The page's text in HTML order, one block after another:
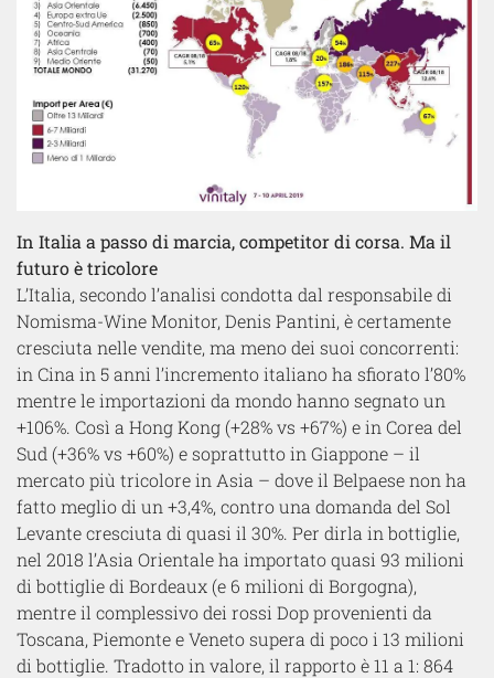
In Italia a passo di marcia, competitor di corsa. Ma il
futuro è tricolore
L’Italia, secondo l’analisi condotta dal responsabile di
Nomisma-Wine Monitor, Denis Pantini, è certamente
cresciuta nelle vendite, ma meno dei suoi concorrenti:
in Cina in 5 anni l’incremento italiano ha sfiorato l’80%
mentre le importazioni da mondo hanno segnato un
+106%. Così a Hong Kong (+28% vs +67%) e in Corea del
Sud (+36% vs +60%) e soprattutto in Giappone – il
mercato più tricolore in Asia – dove il Belpaese non ha
fatto meglio di un +3,4%, contro una domanda del Sol
Levante cresciuta di quasi il 30%. Per dirla in bottiglie,
nel 2018 l’Asia Orientale ha importato quasi 93 milioni
di bottiglie di Bordeaux (e 6 milioni di Borgogna),
mentre il complessivo dei rossi Dop provenienti da
Toscana, Piemonte e Veneto supera di poco i 13 milioni
di bottiglie. Tradotto in valore, il rapporto è 11 a 1: 864